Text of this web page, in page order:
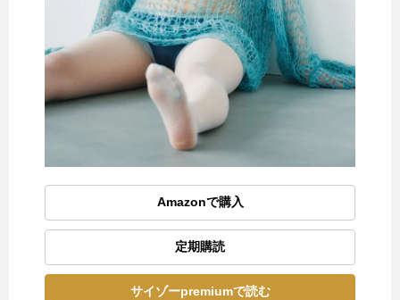
Amazonで購入
定期購読
サイゾーpremiumで読む